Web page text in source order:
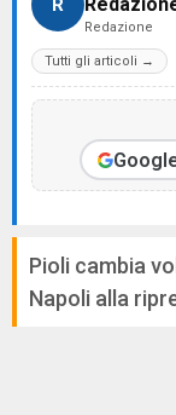
R
Redazione
Tutti gli articoli →
Pioli cambia
Napoli alla